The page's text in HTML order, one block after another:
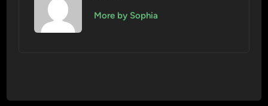
More by Sophia